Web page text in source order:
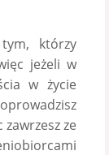
którzy
jeżeli w
w życie
ze